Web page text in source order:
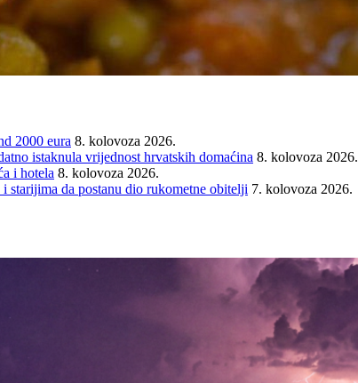
2000 eura 8. kolovoza 2026.
istaknula vrijednost hrvatskih domaćina 8. kolovoza 2026.
i hotela 8. kolovoza 2026.
starijima da postanu dio rukometne obitelji 7. kolovoza 2026.